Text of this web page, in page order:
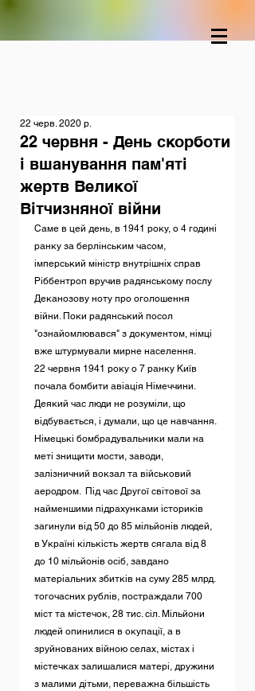
22 червня - День скорботи
і вшанування пам'яті
жертв Великої
Вітчизняної війни
22 черв. 2020 р.
Саме в цей день, в 1941 року, о 4 годині
ранку за берлінським часом,
імперський міністр внутрішніх справ
Ріббентроп вручив радянському послу
Деканозову ноту про оголошення
війни. Поки радянський посол
"ознайомлювався" з документом, німці
вже штурмували мирне населення.
22 червня 1941 року о 7 ранку Київ
почала бомбити авіація Німеччини.
Деякий час люди не розуміли, що
відбувається, і думали, що це навчання.
Німецькі бомбрадувальники мали на
меті знищити мости, заводи,
залізничний вокзал та військовий
аеродром.  Під час Другої світової за
найменшими підрахунками істориків
загинули від 50 до 85 мільйонів людей,
в Україні кількість жертв сягала від 8
до 10 мільйонів осіб, завдано
матеріальних збитків на суму 285 млрд.
тогочасних рублів, постраждали 700
міст та містечок, 28 тис. сіл. Мільйони
людей опинилися в окупації, а в
зруйнованих війною селах, містах і
містечках залишалися матері, дружини
з малими дітьми, переважна більшість